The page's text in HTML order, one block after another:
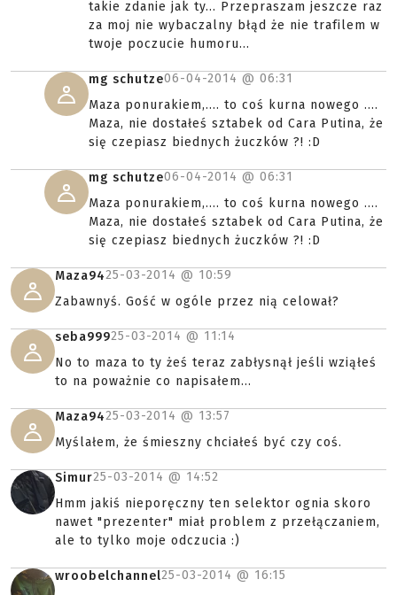
takie zdanie jak ty... Przepraszam jeszcze raz
za moj nie wybaczalny błąd że nie trafilem w
twoje poczucie humoru...
mg schutze06-04-2014 @ 06:31
Maza ponurakiem,.... to coś kurna nowego ....
Maza, nie dostałeś sztabek od Cara Putina, że
się czepiasz biednych żuczków ?! :D
mg schutze06-04-2014 @ 06:31
Maza ponurakiem,.... to coś kurna nowego ....
Maza, nie dostałeś sztabek od Cara Putina, że
się czepiasz biednych żuczków ?! :D
Maza9425-03-2014 @ 10:59
Zabawnyś. Gość w ogóle przez nią celował?
seba99925-03-2014 @ 11:14
No to maza to ty żeś teraz zabłysnął jeśli wziąłeś
to na poważnie co napisałem...
Maza9425-03-2014 @ 13:57
Myślałem, że śmieszny chciałeś być czy coś.
Simur25-03-2014 @ 14:52
Hmm jakiś nieporęczny ten selektor ognia skoro
nawet "prezenter" miał problem z przełączaniem,
ale to tylko moje odczucia :)
wroobelchannel25-03-2014 @ 16:15